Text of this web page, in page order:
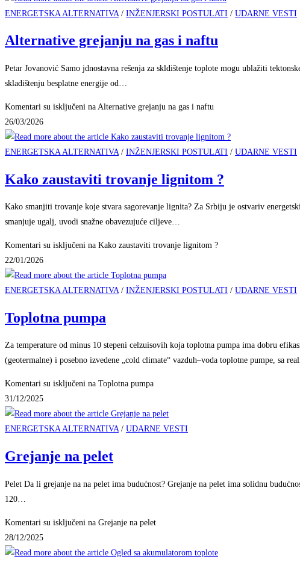
ENERGETSKA ALTERNATIVA / INŽENJERSKI POSTULATI / UDARNE VESTI
Alternative grejanju na gas i naftu
Petar Jovanović Samo jdnostavna rešenja za skldištenje toplote mogu ublažiti
skladištenju besplatne energije od…
Komentari su isključeni na Alternative grejanju na gas i naftu
26/03/2026
ENERGETSKA ALTERNATIVA / INŽENJERSKI POSTULATI / UDARNE VESTI
Kako zaustaviti trovanje lignitom ?
Kako smanjiti trovanje koje stvara sagorevanje lignita? Za Srbiju je ostvariv
smanjuje ugalj, uvodi snažne obavezujuće ciljeve…
Komentari su isključeni na Kako zaustaviti trovanje lignitom ?
22/01/2026
ENERGETSKA ALTERNATIVA/ INŽENJERSKI POSTULATI / UDARNE VESTI
Toplotna pumpa
Za temperature od minus 10 stepeni celzuisovih koja toplotna pumpa ima dobru
(geotermalne) i posebno izvedene „cold climate“ vazduh–voda toplotne pumpe, sa
Komentari su isključeni na Toplotna pumpa
31/12/2025
ENERGETSKA ALTERNATIVA/ UDARNE VESTI
Grejanje na pelet
Pelet Da li grejanje na na pelet ima budućnost? Grejanje na pelet ima solidnu
120…
Komentari su isključeni na Grejanje na pelet
28/12/2025